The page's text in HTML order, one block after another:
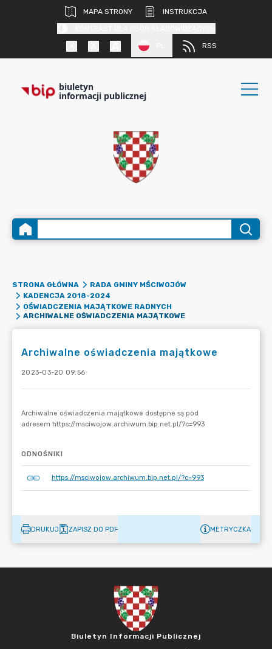
MAPA STRONY
INSTRUKCJA
RSS
biuletyn
informacji publicznej
STRONA GŁÓWNA
RADA GMINY MŚCIWOJÓW
KADENCJA 2018-2024
OŚWIADCZENIA MAJĄTKOWE RADNYCH
ARCHIWALNE OŚWIADCZENIA MAJĄTKOWE
Archiwalne oświadczenia majątkowe
2023-03-20 09:56
ODNOŚNIKI
https://msciwojow.archiwum.bip.net.pl/?c=993
DRUKUJ ZAPISZ DO PDF METRYCZKA
Biuletyn Informacji Publicznej